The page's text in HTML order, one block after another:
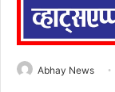
Abhay News